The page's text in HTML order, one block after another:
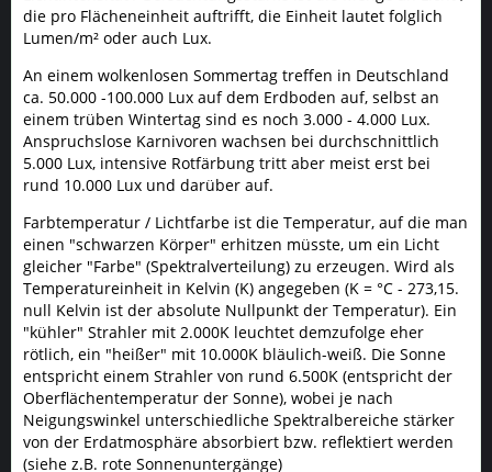
die pro Flächeneinheit auftrifft, die Einheit lautet folglich
Lumen/m² oder auch Lux.
An einem wolkenlosen Sommertag treffen in Deutschland
ca. 50.000 -100.000 Lux auf dem Erdboden auf, selbst an
einem trüben Wintertag sind es noch 3.000 - 4.000 Lux.
Anspruchslose Karnivoren wachsen bei durchschnittlich
5.000 Lux, intensive Rotfärbung tritt aber meist erst bei
rund 10.000 Lux und darüber auf.
Farbtemperatur / Lichtfarbe ist die Temperatur, auf die man
einen "schwarzen Körper" erhitzen müsste, um ein Licht
gleicher "Farbe" (Spektralverteilung) zu erzeugen. Wird als
Temperatureinheit in Kelvin (K) angegeben (K = °C - 273,15.
null Kelvin ist der absolute Nullpunkt der Temperatur). Ein
"kühler" Strahler mit 2.000K leuchtet demzufolge eher
rötlich, ein "heißer" mit 10.000K bläulich-weiß. Die Sonne
entspricht einem Strahler von rund 6.500K (entspricht der
Oberflächentemperatur der Sonne), wobei je nach
Neigungswinkel unterschiedliche Spektralbereiche stärker
von der Erdatmosphäre absorbiert bzw. reflektiert werden
(siehe z.B. rote Sonnenuntergänge)